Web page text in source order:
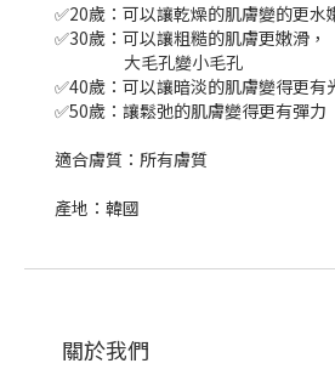
✅20歲：可以讓乾燥的肌膚變的更水
✅30歲：可以讓粗糙的肌膚更嫩滑，
大毛孔變小毛孔
✅40歲：可以讓暗淡的肌膚變得更有
✅50歲：讓鬆弛的肌膚變得更有彈力
適合膚質：所有膚質
產地：韓國
關於我們